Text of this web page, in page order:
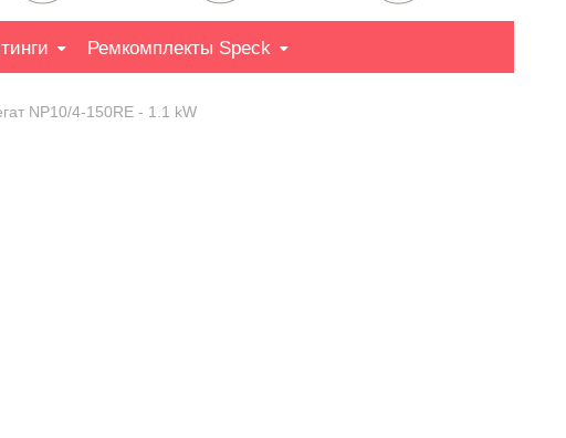
Ремкомплекты Speck
NP10/4-150RE - 1.1 kW